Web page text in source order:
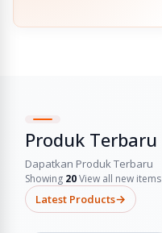
Produk Terbaru
Dapatkan Produk Terbaru
Showing 20View all new items
Latest Products→